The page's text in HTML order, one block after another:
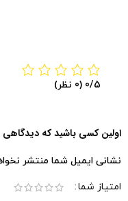
‫0/5 ‫(0 نظر)
اولین کسی باشید که
نشانی ایمیل شما منتشر
امتیاز شما